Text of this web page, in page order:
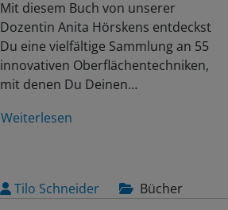
Mit diesem Buch von unserer
Dozentin Anita Hörskens entdeckst
Du eine vielfältige Sammlung an 55
innovativen Oberflächentechniken,
mit denen Du Deinen…
Weiterlesen
Tilo Schneider Bücher